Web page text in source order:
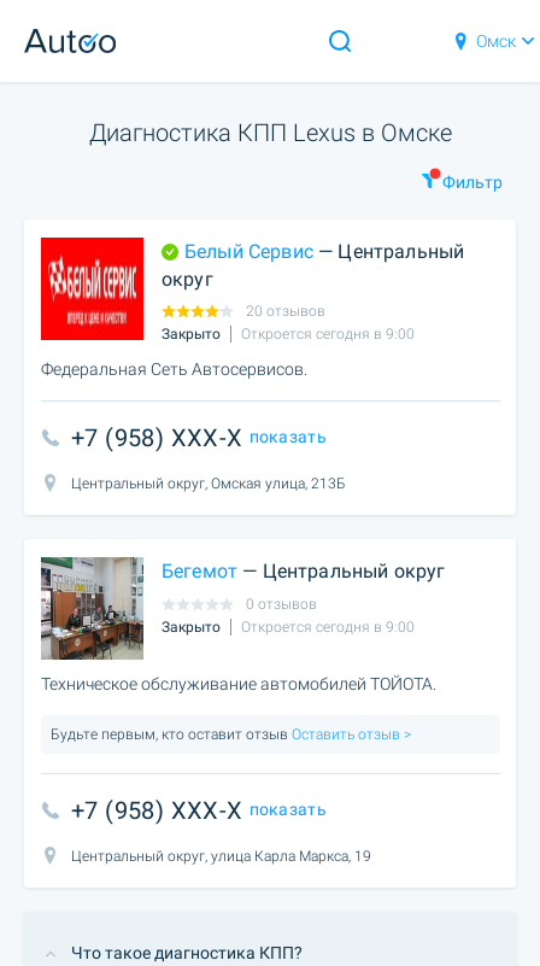
Омск
Диагностика КПП Lexus в Омске
Фильтр
Белый Сервис— Центральный
округ
20 отзывов
Закрыто
Откроется сегодня в 9:00
Федеральная Сеть Автосервисов.
+7 (958) XXX-X показать
Центральный округ, Омская улица, 213Б
Бегемот — Центральный округ
0 отзывов
Закрыто
Откроется сегодня в 9:00
Техническое обслуживание автомобилей ТОЙОТА.
Будьте первым, кто оставит отзыв Оставить отзыв >
+7 (958) XXX-X показать
Центральный округ, улица Карла Маркса, 19
Что такое диагностика КПП?